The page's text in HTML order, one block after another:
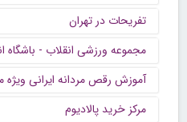
تفریحات در تهران
مجموعه ورزشی انقلاب - باشگاه
آموزش رقص مردانه ایرانی
مرکز خرید پالادیوم